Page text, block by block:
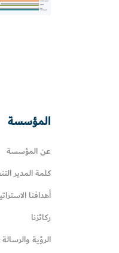
المؤسسة
عن المؤسسة
كلمة المدير
أهدافنا
ركائزنا
الرؤية والرسالة